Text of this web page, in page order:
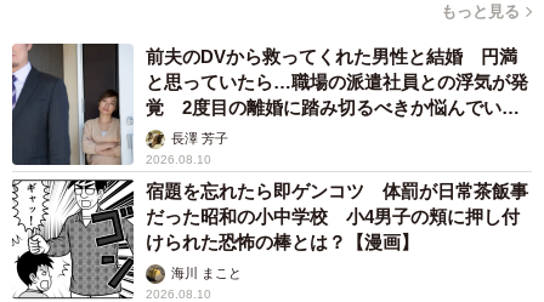
もっと見る
前夫のDVから救ってくれた男性と結婚 円満
と思っていたら…職場の派遣社員との浮気が発
覚 2度目の離婚に踏み切るべきか悩んでいま
す【夫婦関係修復カウンセラーが解説】
長澤 芳子
2026.08.10
宿題を忘れたら即ゲンコツ 体罰が日常茶飯事
だった昭和の小中学校 小4男子の頬に押し付
けられた恐怖の棒とは？【漫画】
海川 まこと
2026.08.10